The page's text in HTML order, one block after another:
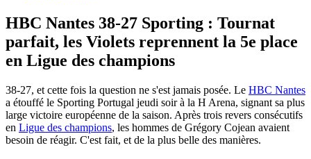
HBC Nantes 38-27 Sporting : Tournat
parfait, les Violets reprennent la 5e place
en Ligue des champions
38-27, et cette fois la question ne s'est jamais posée. Le HBC Nantes
a étouffé le Sporting Portugal jeudi soir à la H Arena, signant sa plus
large victoire européenne de la saison. Après trois revers consécutifs
en Ligue des champions, les hommes de Grégory Cojean avaient
besoin de réagir. C'est fait, et de la plus belle des manières.